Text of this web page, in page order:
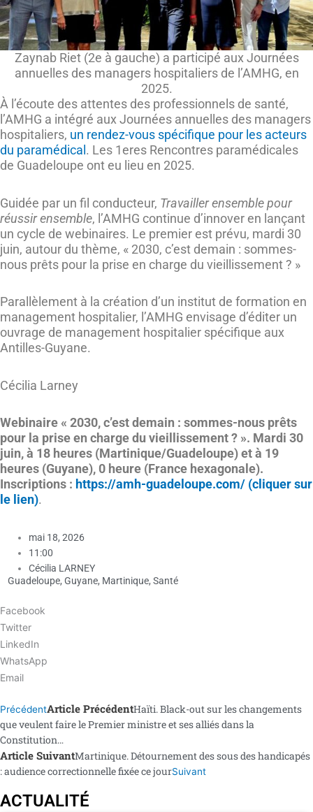
Zaynab Riet (2e à gauche) a participé aux Journées
annuelles des managers hospitaliers de l’AMHG, en
2025.
À l’écoute des attentes des professionnels de santé,
l’AMHG a intégré aux Journées annuelles des managers
hospitaliers, un rendez-vous spécifique pour les acteurs
du paramédical . Les 1eres Rencontres paramédicales
de Guadeloupe ont eu lieu en 2025.
Guidée par un fil conducteur, Travailler ensemble pour
réussir ensemble, l’AMHG continue d’innover en lançant
un cycle de webinaires. Le premier est prévu, mardi 30
juin, autour du thème, « 2030, c’est demain : sommes-
nous prêts pour la prise en charge du vieillissement ? »
Parallèlement à la création d’un institut de formation en
management hospitalier, l’AMHG envisage d’éditer un
ouvrage de management hospitalier spécifique aux
Antilles-Guyane.
Cécilia Larney
Webinaire « 2030, c’est demain : sommes-nous prêts
pour la prise en charge du vieillissement ? ». Mardi 30
juin, à 18 heures (Martinique/Guadeloupe) et à 19
heures (Guyane), 0 heure (France hexagonale).
Inscriptions : https://amh-guadeloupe.com/ (cliquer sur
le lien).
mai 18, 2026
11:00
Cécilia LARNEY
Guadeloupe, Guyane, Martinique, Santé
Facebook
Twitter
LinkedIn
WhatsApp
Email
PrécédentArticle PrécédentHaïti. Black-out sur les changements
que veulent faire le Premier ministre et ses alliés dans la
Constitution…
Article SuivantMartinique. Détournement des sous des handicapés
: audience correctionnelle fixée ce jourSuivant
ACTUALITÉ